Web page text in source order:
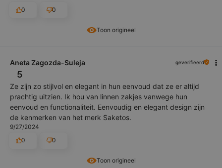
Toon origineel
0
0
Toon origineel
Aneta Zagozda-Suleja geverifieerd
5
Ze zijn zo stijlvol en elegant in hun eenvoud dat ze er altijd
prachtig uitzien. Ik hou van linnen zakjes vanwege hun
eenvoud en functionaliteit. Eenvoudig en elegant design zijn
de kenmerken van het merk Saketos.
9/27/2024
0
0